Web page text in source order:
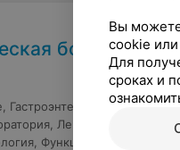
больница
Гастроэнтерология,
Лечебно-
Функциональная
Вы
cookie или
Для
сроках и